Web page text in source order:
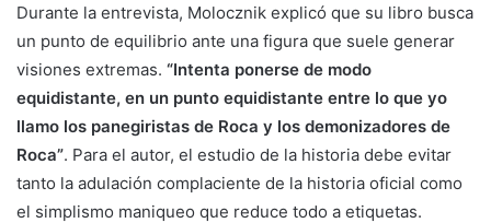
Durante la entrevista, Molocznik explicó que su libro busca
un punto de equilibrio ante una figura que suele generar
visiones extremas. “Intenta ponerse de modo
equidistante, en un punto equidistante entre lo que yo
llamo los panegiristas de Roca y los demonizadores de
Roca”. Para el autor, el estudio de la historia debe evitar
tanto la adulación complaciente de la historia oficial como
el simplismo maniqueo que reduce todo a etiquetas.